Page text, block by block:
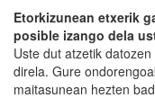
Etorkizunean etxerik
posible izango dela
Uste dut atzetik
direla. Gure
maitasunean hezten